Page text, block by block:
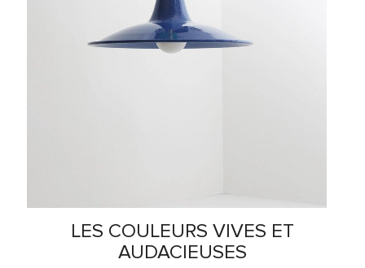
LES COULEURS VIVES ET
AUDACIEUSES